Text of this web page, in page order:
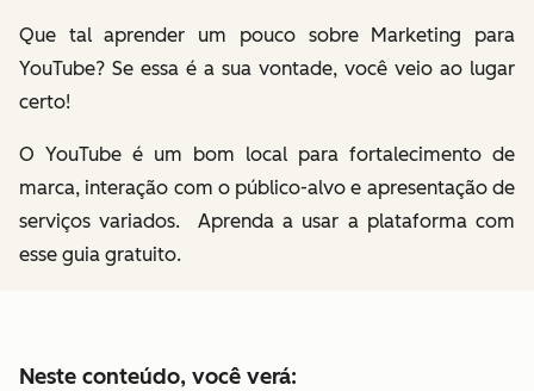
Que tal aprender um pouco sobre Marketing para
YouTube? Se essa é a sua vontade, você veio ao lugar
certo!
O YouTube é um bom local para fortalecimento de
marca, interação com o público-alvo e apresentação de
serviços variados. Aprenda a usar a plataforma com
esse guia gratuito.
Neste conteúdo, você verá: